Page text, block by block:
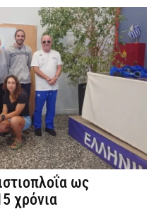
ως
χρόνια